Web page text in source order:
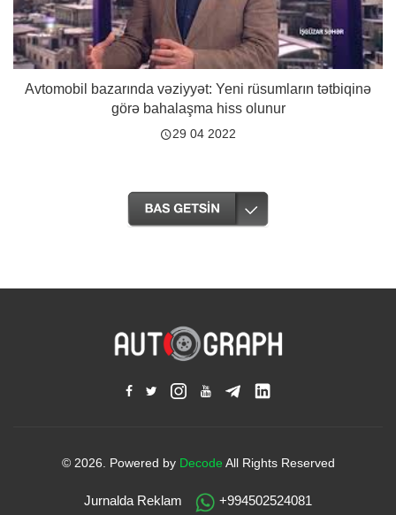
Avtomobil bazarında vəziyyət: Yeni rüsumların tətbiqinə
görə bahalaşma hiss olunur
29 04 2022
© 2026. Powered by Decode All Rights Reserved
Jurnalda Reklam +994502524081